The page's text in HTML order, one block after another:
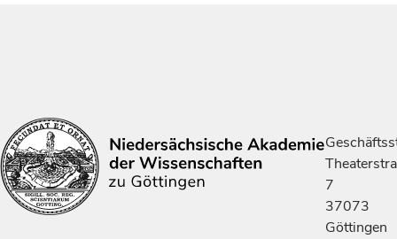
7
37073
Göttingen